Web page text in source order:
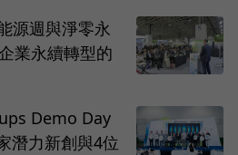
源週與淨零永
業永續轉型的
Demo Day
潛力新創與4位